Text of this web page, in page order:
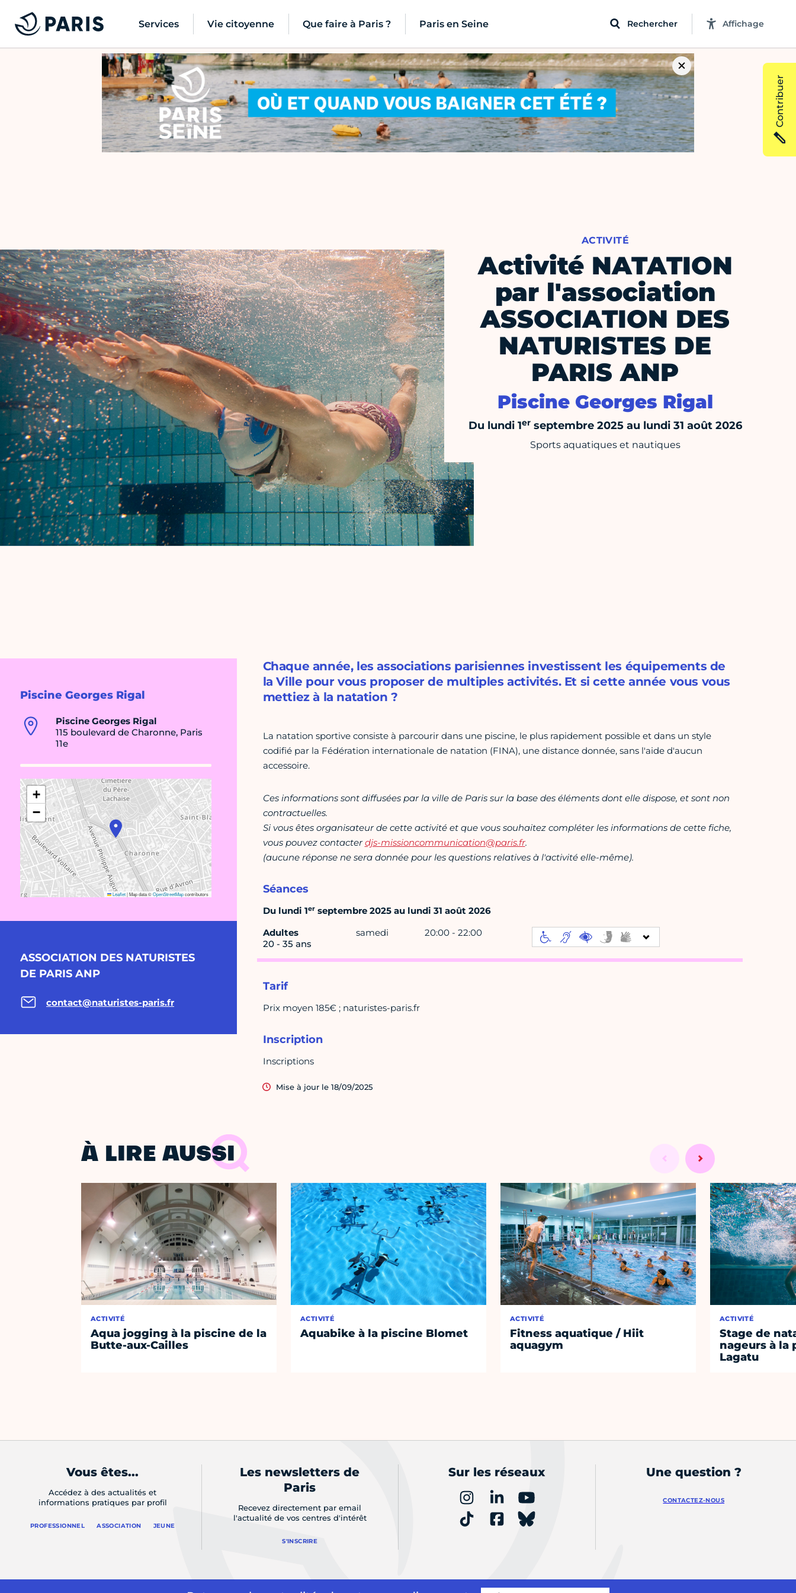
Services Vie citoyenne Que faire à Paris ? Paris en Seine Rechercher Affichage
ACTIVITÉ
Activité NATATION
par l'association
ASSOCIATION DES
NATURISTES DE
PARIS ANP
Piscine Georges Rigal
Du lundi 1erseptembre 2025 au lundi 31 août 2026
Sports aquatiques et nautiques
Piscine Georges Rigal
Piscine Georges Rigal
115 boulevard de Charonne, Paris
11e
+
−
Leaflet|Map data ©OpenStreetMapcontributors
ASSOCIATION DES NATURISTES
DE PARIS ANP
contact@naturistes-paris.fr
Chaque année, les associations parisiennes investissent les équipements de
la Ville pour vous proposer de multiples activités. Et si cette année vous vous
mettiez à la natation ?
La natation sportive consiste à parcourir dans une piscine, le plus rapidement possible et dans un style
codifié par la Fédération internationale de natation (FINA), une distance donnée, sans l'aide d'aucun
accessoire.
Ces informations sont diffusées par la ville de Paris sur la base des éléments dont elle dispose, et sont non
contractuelles.
Si vous êtes organisateur de cette activité et que vous souhaitez compléter les informations de cette fiche,
vous pouvez contacterdjs-missioncommunication@paris.fr.
(aucune réponse ne sera donnée pour les questions relatives à l'activité elle-même).
Séances
Du lundi 1erseptembre 2025 au lundi 31 août 2026
Adultes
20 - 35 ans
samedi 20:00 - 22:00
Tarif
Prix moyen 185€ ; naturistes-paris.fr
Inscription
Inscriptions
Mise à jour le 18/09/2025
À LIRE AUSSI
ACTIVITÉ
Aqua jogging à la piscine de la
Butte-aux-Cailles
ACTIVITÉ
Aquabike à la piscine Blomet
ACTIVITÉ
Fitness aquatique / Hiit
aquagym
ACTIVITÉ
Stage de
nageurs à la
Lagatu
Contribuer
Vous êtes...
Accédez à des actualités et
informations pratiques par profil
PROFESSIONNEL ASSOCIATION JEUNE
Les newsletters de
Paris
Recevez directement par email
l'actualité de vos centres d'intérêt
S'INSCRIRE
Sur les réseaux Une question ?
CONTACTEZ-NOUS